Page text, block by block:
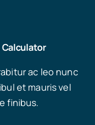
Calculator
ac leo nunc
et mauris vel
finibus.